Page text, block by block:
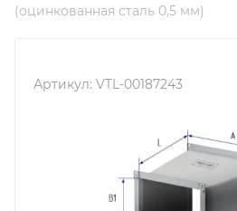
(оцинкованная сталь 0,5 мм)
Артикул: VTL-00187243